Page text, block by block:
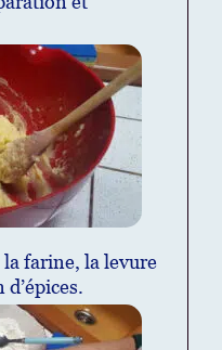
farine, la levure